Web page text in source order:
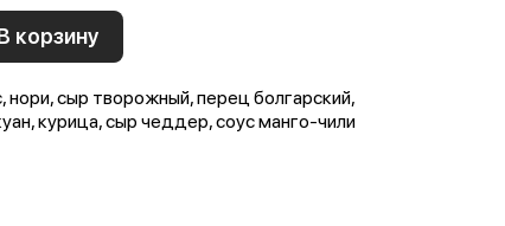
корзину
нори, сыр творожный, перец болгарский,
курица, сыр чеддер, соус манго-чили